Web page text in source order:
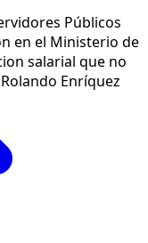
Públicos
en el Ministerio de
salarial que no
Enríquez